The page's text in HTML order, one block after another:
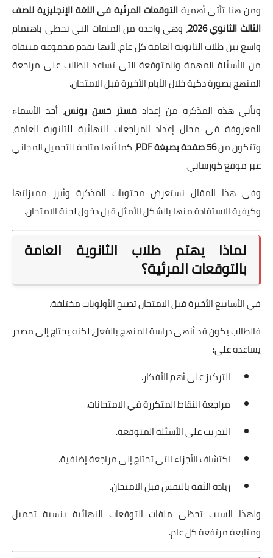
ومن هنا تأتي أهميةالتوقعات المرئية في اللغة الإنجليزية للصف
الثالث الثانوي 2026
، وهي واحدة من الملفات التي تحظى باهتمام
واسع بين طلاب الثانوية العامة كل عام، لأنها تقدم مجموعة منتقاة
من الأسئلة المهمة والمتوقعة التي تساعد الطالب على مراجعة
المنهج بصورة ذكية خلال الأيام الأخيرة قبل الامتحان.
وتأتي هذه المذكرة من إعداد مستر حسن يونس، أحد الأسماء
المعروفة في مجال إعداد المراجعات النهائية للثانوية العامة،
وتتكون من56 صفحة بصيغة PDF
، كما أنها متاحة للتحميل المجاني
عبر موقع كورساتي.
وفي هذا المقال نستعرض محتويات المذكرة وأبرز مميزاتها
وكيفية الاستفادة منها بالشكل الأمثل قبل دخول لجنة الامتحان.
لماذا يهتم طلاب الثانوية العامة
بالتوقعات المرئية؟
في الأسابيع الأخيرة قبل الامتحان تصبح الأولويات مختلفة.
فالطالب يكون قد أنهى دراسة المنهج بالفعل، لكنه يحتاج إلى مصدر
يساعده على:
التركيز على أهم الأفكار.
مراجعة النقاط المتكررة في الامتحانات.
التدريب على الأسئلة المتوقعة.
اكتشاف الأجزاء التي تحتاج إلى مراجعة إضافية.
زيادة الثقة بالنفس قبل الامتحان.
ولهذا السبب تحظى ملفات التوقعات النهائية بنسبة تحميل
ومتابعة مرتفعة كل عام.